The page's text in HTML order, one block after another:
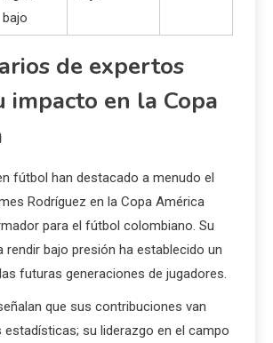
bajo
de expertos
impacto en la Copa
fútbol han destacado a menudo el
Rodríguez en la Copa América
para el fútbol colombiano. Su
rendir bajo presión ha establecido un
futuras generaciones de jugadores.
que sus contribuciones van
estadísticas; su liderazgo en el campo